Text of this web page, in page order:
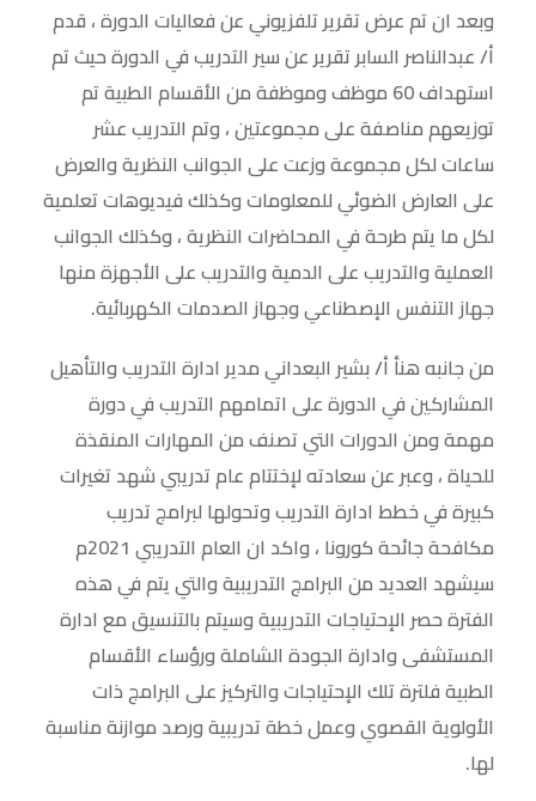
وبعد ان تم عرض تقرير تلفزيوني عن فعاليات الدورة ، قدم
أ/ عبدالناصر السابر تقرير عن سير التدريب في الدورة حيث تم
استهداف 60 موظف وموظفة من الأقسام الطبية تم
توزيعهم مناصفة على مجموعتين ، وتم التدريب عشر
ساعات لكل مجموعة وزعت على الجوانب النظرية والعرض
على العارض الضوئي للمعلومات وكذلك فيديوهات تعلمية
لكل ما يتم طرحة في المحاضرات النظرية ، وكذلك الجوانب
العملية والتدريب على الدمية والتدريب على الأجهزة منها
جهاز التنفس الإصطناعي وجهاز الصدمات الكهربائية.
من جانبه هنأ أ/ بشير البعداني مدير ادارة التدريب والتأهيل
المشاركين في الدورة على اتمامهم التدريب في دورة
مهمة ومن الدورات التي تصنف من المهارات المنقذة
للحياة ، وعبر عن سعادته لإختتام عام تدريبي شهد تغيرات
كبيرة في خطط ادارة التدريب وتحولها لبرامج تدريب
مكافحة جائحة كورونا ، واكد ان العام التدريبي 2021م
سيشهد العديد من البرامج التدريبية والتي يتم في هذه
الفترة حصر الإحتياجات التدريبية وسيتم بالتنسيق مع ادارة
المستشفى وادارة الجودة الشاملة ورؤساء الأقسام
الطبية فلترة تلك الإحتياجات والتركيز على البرامج ذات
الأولوية القصوي وعمل خطة تدريبية ورصد موازنة مناسبة
لها.